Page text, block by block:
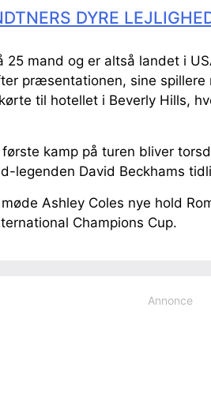
DYRE
25 mand og er altså landet i
præsentationen, sine spillere
til hotellet i Beverly Hills,
kamp på turen bliver
legenden David Beckhams
Ashley Coles nye hold
Champions Cup.
Annonce